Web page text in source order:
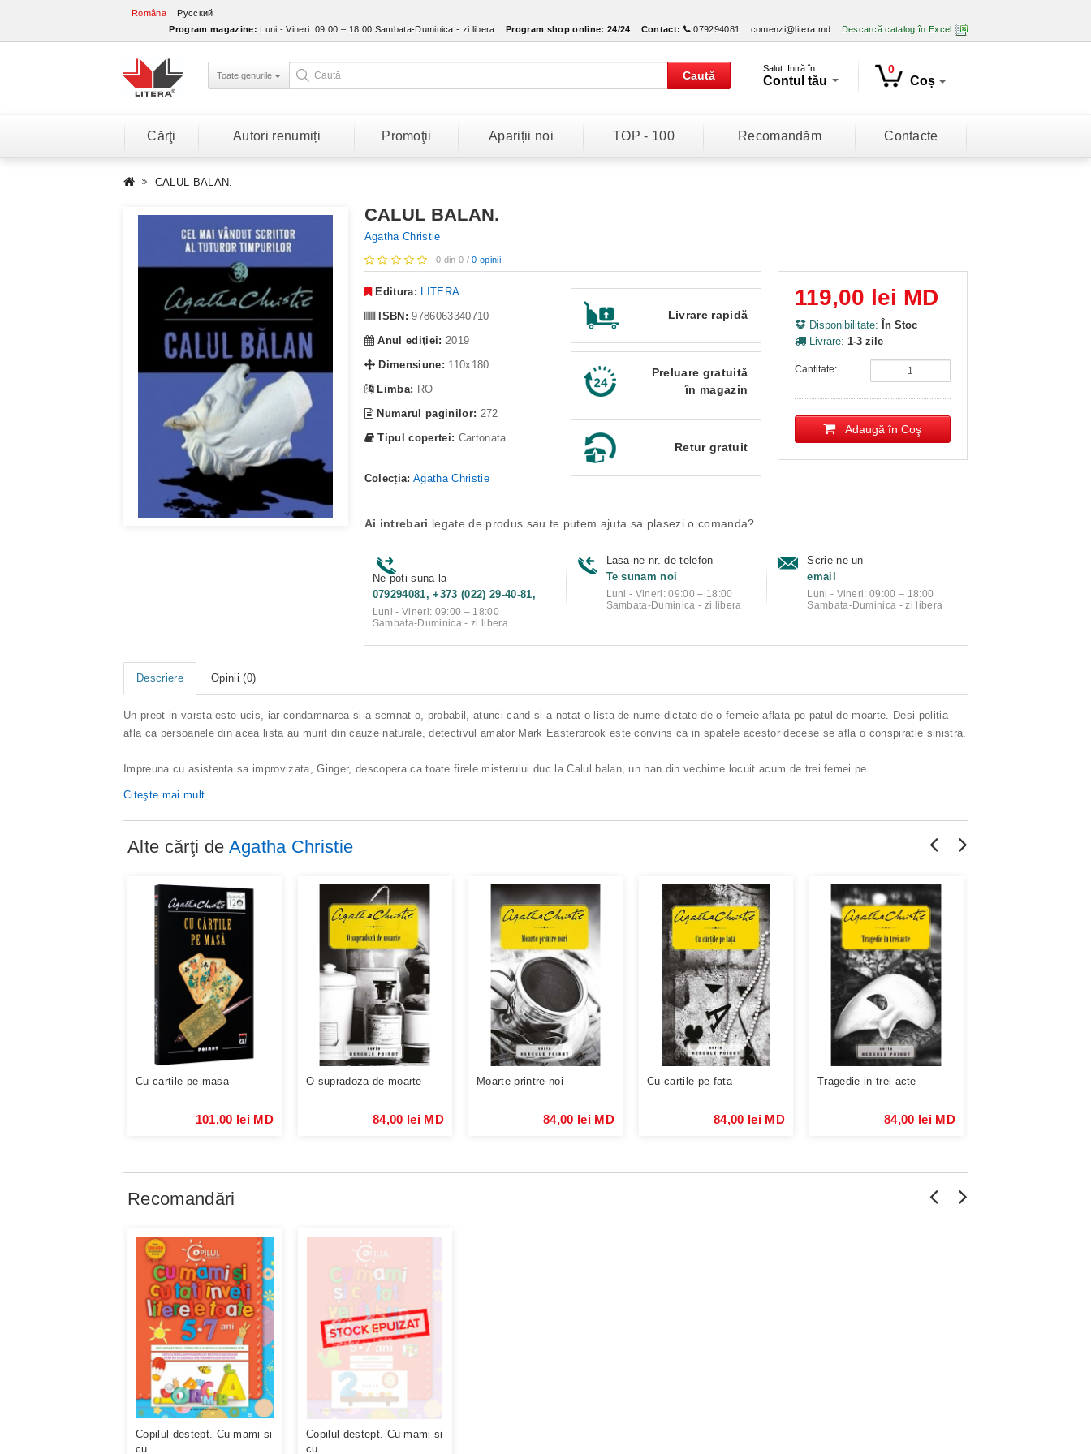
Româna
Русский
Program magazine: Luni - Vineri: 09:00 – 18:00 Sambata-Duminica - zi libera Program shop online: 24/24 Contact: 079294081 comenzi@litera.md Descarcă catalog în Excel
Toate genurile Caută
Salut. Intră în
Contul tău
0
Coș
Cărţi Autori renumiți Promoţii Apariții noi TOP - 100 Recomandăm Contacte
CALUL BALAN.
CALUL BALAN.
Agatha Christie
0 din 0 /0 opinii
Editura: LITERA
ISBN: 9786063340710
Anul ediţiei: 2019
Dimensiune: 110x180
Limba: RO
Numarul paginilor: 272
Tipul copertei: Cartonata
Colecția: Agatha Christie
Livrare rapidă
Preluare gratuită
în magazin
Retur gratuit
119,00 lei MD
Disponibilitate: În Stoc
Livrare: 1-3 zile
Cantitate:
Adaugă în Coş
Ai intrebari legate de produs sau te putem ajuta sa plasezi o comanda?
Ne poti suna la
079294081, +373 (022) 29-40-81,
Luni - Vineri: 09:00 – 18:00
Sambata-Duminica - zi libera
Lasa-ne nr. de telefon
Te sunam noi
Luni - Vineri: 09:00 – 18:00
Sambata-Duminica - zi libera
Scrie-ne un
email
Luni - Vineri: 09:00 – 18:00
Sambata-Duminica - zi libera
Descriere Opinii (0)
Un preot in varsta este ucis, iar condamnarea si-a semnat-o, probabil, atunci cand si-a notat o lista de nume dictate de o femeie aflata pe patul de moarte. Desi politia
afla ca persoanele din acea lista au murit din cauze naturale, detectivul amator Mark Easterbrook este convins ca in spatele acestor decese se afla o conspiratie sinistra.
Impreuna cu asistenta sa improvizata, Ginger, descopera ca toate firele misterului duc la Calul balan, un han din vechime locuit acum de trei femei pe
Citeşte mai mult...
Alte cărţi de Agatha Christie
Cu cartile pe masa
101,00 lei MD
O supradoza de moarte
84,00 lei MD
Moarte printre noi
84,00 lei MD
Cu cartile pe fata
84,00 lei MD
Tragedie in trei acte
84,00 lei MD
Recomandări
Copilul destept. Cu mami si
cu ...
Copilul destept. Cu mami si
cu ...